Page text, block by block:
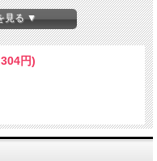
。
-約266g ・満水容量-約250cc
ガスオーブンの使用はNG
だくために、口当たり・持ちやす
手を付ける・安定感などを意識し
レンジの使用が可能です。
見る ▼
円)